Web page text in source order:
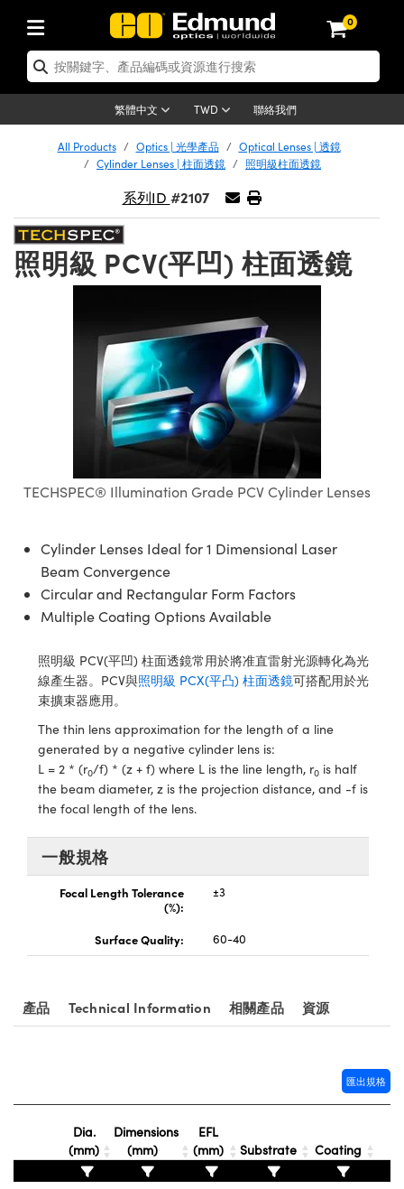
0
繁體中文 TWD 聯絡我們
| 光學產品
| 反射鏡
| 光學濾光片
Optics | 偏振光學元件
| 繞射光柵
| 光學組装
| 光纖
| 雷射光學
Sputtering) Coated Optics |
鍍）鍍膜光學元件
Elements (DOE) | 繞射光
Optics | 雷射光學
| 雷射透鏡
| 雷射濾光片
| 超快光學
Assemblies | 雷射光學元件組
Shaping | 雷射光束整形
| 雷射分光鏡
| 雷射顯微鏡
| 雷射偏光片
| 雷射稜鏡
| 光機組件
System | 光學籠式系統
| 臺式系統
and Breadboards | 光學平臺
and Slides | 平臺和滑塊
| 光圈類
| 顯微鏡
| Mitutoyo 物鏡
| Nikon 物鏡
| ZEISS 物鏡
Objectives
Objectives | 有限共軛物鏡
| 反射物鏡
Cameras
Systems| 體視顯微鏡系統
Filters | 顯微鏡濾光片
Lenses | 變焦鏡頭模組
| 顯微鏡標靶
Stage Micrometers | 刻劃板或
Mechanics | 顯微鏡用結構件
目鏡
and Couplers | 中繼鏡或耦合鏡
Microscopes | 袖珍顯微鏡
| 雷射
and Electronics | 雷射
| 雷射防護
| 雷射配件
| 實驗室和生產線
Lenses | 成像鏡頭
Lenses | 定焦鏡頭
| 遠心鏡頭
Magnification Lenses
Objectives | 顯微鏡物鏡
Lenses for Harsh Environments
and Advanced
| 影視製作和高級攝影
| 相機
Cameras | Gigabit乙太網相
Cameras | Teledyne Dalsa
Cameras | Allied Vision 相機
| Basler 相機
Cameras | IDS 相機
and Optomechanics |
| 模擬相機
and Illumination | 照明
Lighting | 機器視覺光源
Lighting |顯微鏡照明
| 雷射光源
| 其他光源
Targets | 測試板
Targets | 解析度測試板
Targets | 畸變測試版
Level Test Targets | 色卡測試板
| USAF 測試版
and Detection | 測試與監測
| 光學度量
Solutions | 機器視覺方案
and Electronics | 雷射
品
測器
and Roughness Standards | 表
Tools | 量測工具
and Detection
and Production | 實驗室和生產
| 清潔用品
Handling Tools | 零件夾持用品
| 光學膠
Products | Acktar 黑色吸
| 暗室器材
Accessories | UV固化設備
| 雷射防護
性裝置
Production
應用選購
| 光譜儀
Imaging
Processing
By Brand
Development Systems
Optical Company
Components
Labs™
Components | SCHOTT 光
Products | 新品專區
Lenses
and Detection
| 清倉品
| 清倉光學產品
| 清倉顯微鏡
| 清倉相機
| 清倉照明
and Production | 清倉實驗室
Products | 重新認證產
| 重新認證光學產品
| 重新認證光機
| 重新認證雷射
| 重新認證顯微鏡
| 重新認證相機
| 重新認證照明
and Detection
用品
All Products Optics | 光學產品
Optical Lenses | 透鏡
Cylinder Lenses | 柱面透鏡
照明級柱面透鏡
系列ID #2107
照明級 PCV(平凹) 柱面透鏡
TECHSPEC® Illumination Grade PCV Cylinder Lenses
Cylinder Lenses Ideal for 1 Dimensional Laser
Beam Convergence
Circular and Rectangular Form Factors
Multiple Coating Options Available
照明級 PCV(平凹) 柱面透鏡常用於將准直雷射光源轉化為光
線產生器。PCV與照明級 PCX(平凸) 柱面透鏡可搭配用於光
束擴束器應用。
The thin lens approximation for the length of a line
generated by a negative cylinder lens is:
L = 2 * (r0/f) * (z + f) where L is the line length, r0 is half
the beam diameter, z is the projection distance, and -f is
the focal length of the lens.
一般規格
Focal Length Tolerance
(%):
±3
Surface Quality: 60-40
產品 Technical Information 相關產品 資源
匯出規格
Dia.
(mm)
Dimensions
(mm)
EFL
(mm)
Substrate Coating